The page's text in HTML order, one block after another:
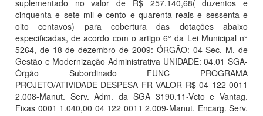
suplementado no valor de R$ 257.140,68( duzentos e
cinquenta e sete mil e cento e quarenta reais e sessenta e
oito centavos) para cobertura das dotações abaixo
especificadas, de acordo com o artigo 6° da Lei Municipal n°
5264, de 18 de dezembro de 2009: ÓRGÃO: 04 Sec. M. de
Gestão e Modernização Administrativa UNIDADE: 04.01 SGA-
Órgão Subordinado FUNC PROGRAMA
PROJETO/ATIVIDADE DESPESA FR VALOR R$ 04 122 0011
2.008-Manut. Serv. Adm. da SGA 3190.11-Vcto e Vantag.
Fixas 0001 1.040,00 04 122 0011 2.009-Manut. Encarg. Serv.